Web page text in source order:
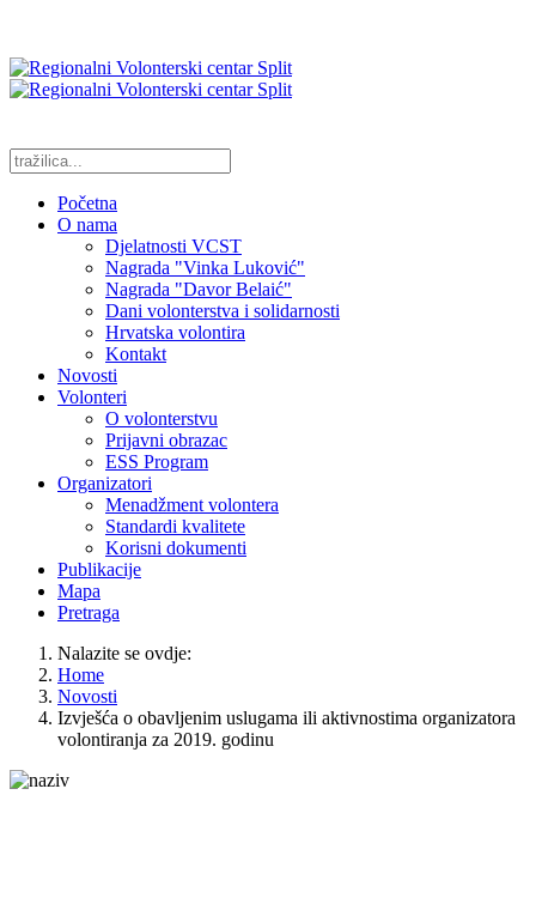
Početna
O nama
Djelatnosti VCST
Nagrada "Vinka Luković"
Nagrada "Davor Belaić"
Dani volonterstva i solidarnosti
Hrvatska volontira
Kontakt
Novosti
Volonteri
O volonterstvu
Prijavni obrazac
ESS Program
Organizatori
Menadžment volontera
Standardi kvalitete
Korisni dokumenti
Publikacije
Mapa
Pretraga
Nalazite se ovdje:
Home
Novosti
Izvješća o obavljenim uslugama ili aktivnostima organizatora
volontiranja za 2019. godinu